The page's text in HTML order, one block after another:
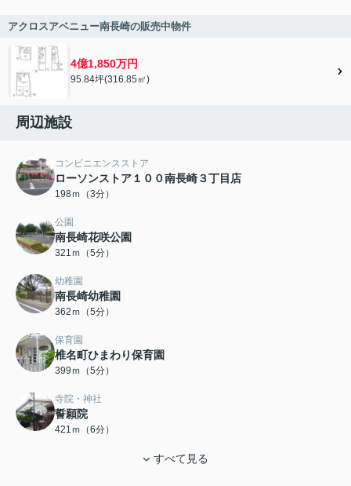
アクロスアベニュー南長崎の販売中物件
4億1,850万円
95.84坪(316.85㎡)
周辺施設
コンビニエンスストア
ローソンストア１００南長崎３丁目店
198ｍ（3分）
公園
南長崎花咲公園
321ｍ（5分）
幼稚園
南長崎幼稚園
362ｍ（5分）
保育園
椎名町ひまわり保育園
399ｍ（5分）
寺院・神社
誓願院
421ｍ（6分）
すべて見る